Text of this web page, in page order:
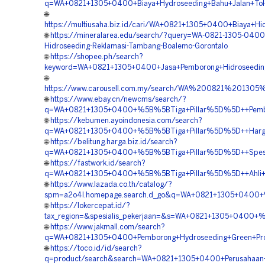
🌐
https://multiusaha.biz.id/cari/
🌐 https://mineralarea.edu/search/?query=WA-0821-1305-
Hidroseeding-Reklamasi-Tambang-Boalemo-Gorontalo
🌐 https://shopee.ph/search?
🌐
https://www.carousell.com.my/search/
🌐 https://www.ebay.cn/newcms/search/?
🌐 https://kebumen.ayoindonesia.com/search?
🌐 https://belitung.harga.biz.id/search?
🌐 https://fastwork.id/search?
🌐 https://www.lazada.co.th/catalog/?
🌐 https://lokercepat.id/?
🌐 https://www.jakmall.com/search?
🌐 https://toco.id/id/search?
q=product/